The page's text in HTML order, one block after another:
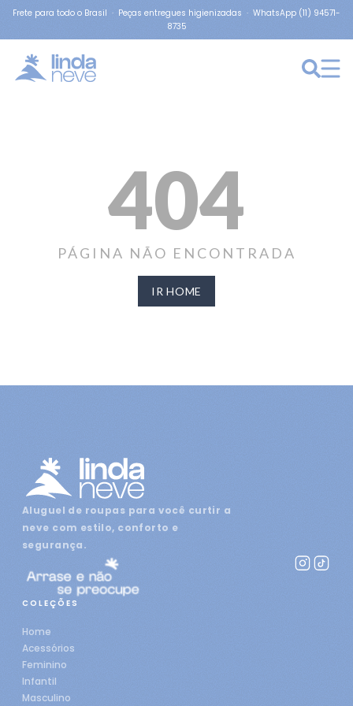
Frete para todo o Brasil · Peças entregues higienizadas · WhatsApp (11) 94571-
8735
404
PÁGINA NÃO ENCONTRADA
IR HOME
Aluguel de roupas para você curtir a
neve com estilo, conforto e
segurança.
COLEÇÕES
Home
Acessórios
Feminino
Infantil
Masculino